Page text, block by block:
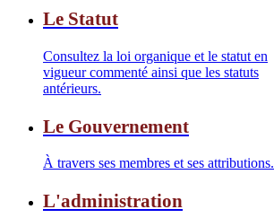
Le Statut
Consultez la loi organique et le statut en
vigueur commenté ainsi que les statuts
antérieurs.
Le Gouvernement
À travers ses membres et ses attributions.
L'administration